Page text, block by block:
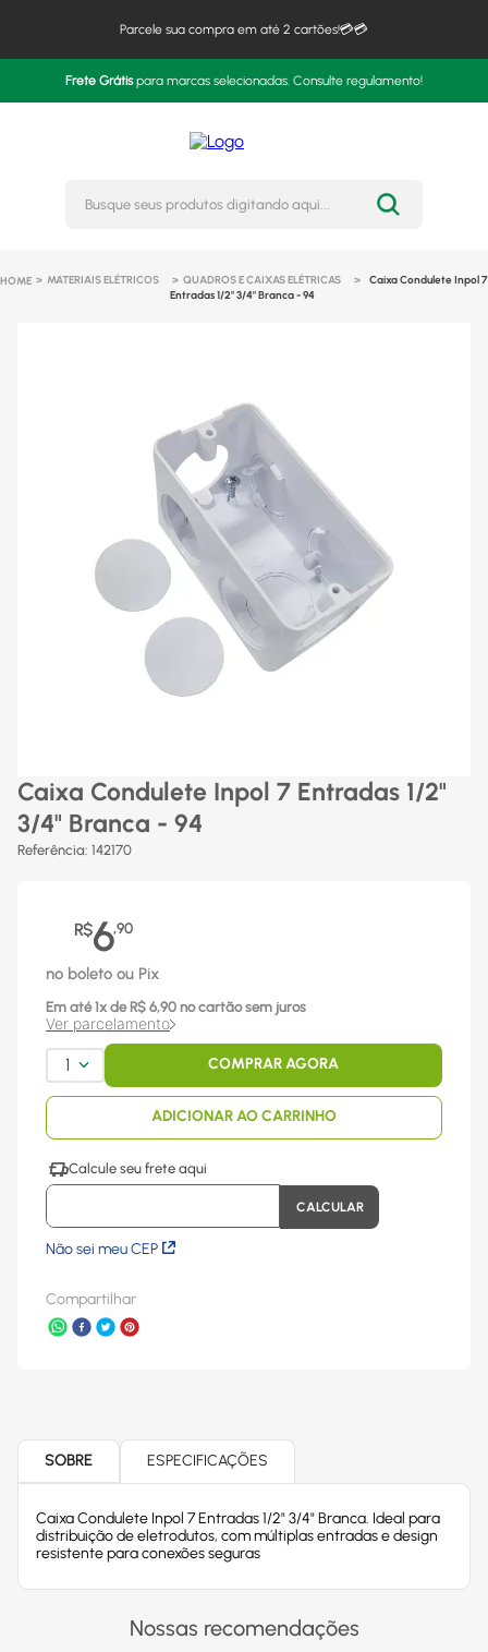
Parcele sua compra em até 2 cartões!💳💳
Frete Grátispara marcas selecionadas. Consulte regulamento!
Busque seus produtos
MATERIAIS ELÉTRICOS QUADROS E CAIXAS ELÉTRICAS
Caixa Condulete Inpol 7
Entradas 1/2" 3/4" Branca - 94
Caixa Condulete Inpol 7 Entradas 1/2"
3/4" Branca - 94
Referência: 142170
R$6,90
no boleto ou Pix
Em até 1x de R$ 6,90 no cartão sem juros
Ver parcelamento
1 COMPRAR AGORA
ADICIONAR AO CARRINHO
Não sei meu CEP
Compartilhar
SOBRE ESPECIFICAÇÕES
Caixa Condulete Inpol 7 Entradas 1/2" 3/4" Branca. Ideal para
distribuição de eletrodutos, com múltiplas entradas e design
resistente para conexões seguras
Nossas recomendações